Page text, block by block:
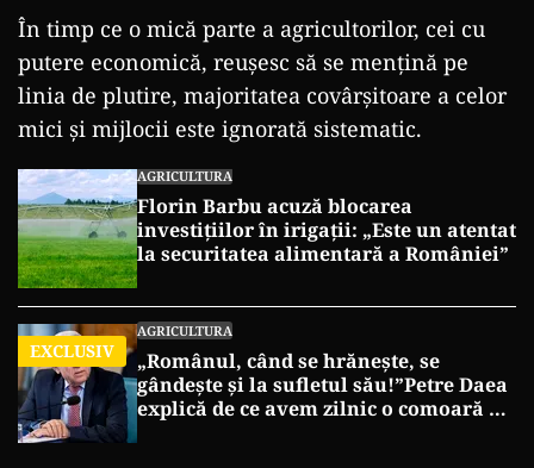
În timp ce o mică parte a agricultorilor, cei cu
putere economică, reușesc să se mențină pe
linia de plutire, majoritatea covârșitoare a celor
mici și mijlocii este ignorată sistematic.
AGRICULTURA
Florin Barbu acuză blocarea
investițiilor în irigații: „Este un atentat
la securitatea alimentară a României”
EXCLUSIV
AGRICULTURA
„Românul, când se hrănește, se
gândește și la sufletul său!”Petre Daea
explică de ce avem zilnic o comoară pe